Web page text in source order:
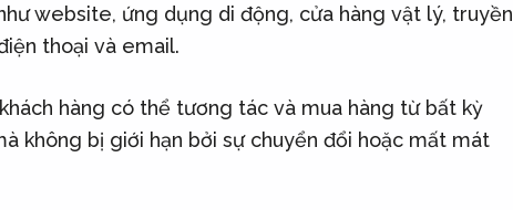
website, ứng dụng di động, cửa hàng vật lý, truyền
thoại và email.
hàng có thể tương tác và mua hàng từ bất kỳ
không bị giới hạn bởi sự chuyển đổi hoặc mất mát